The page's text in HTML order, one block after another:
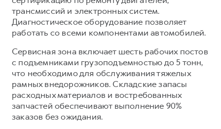
трансмиссий и электронных систем.
Диагностическое оборудование позволяет
работать со всеми компонентами автомобилей.
Сервисная зона включает шесть рабочих постов
с подъемниками грузоподъемностью до 5 тонн,
что необходимо для обслуживания тяжелых
рамных внедорожников. Складские запасы
расходных материалов и востребованных
запчастей обеспечивают выполнение 90%
заказов без ожидания.